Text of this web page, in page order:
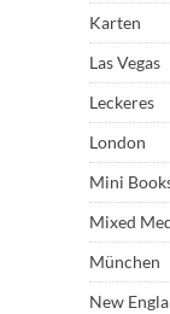
Karten
Las Vegas
Leckeres
London
Mini
Mixed
München
New